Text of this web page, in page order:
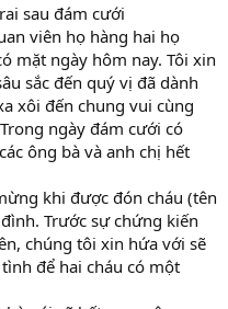
sau đám cưới
viên họ hàng hai họ
mặt ngày hôm nay. Tôi xin
sắc đến quý vị đã dành
xôi đến chung vui cùng
ngày đám cưới có
ông bà và anh chị hết
khi được đón cháu (tên
Trước sự chứng kiến
chúng tôi xin hứa với sẽ
để hai cháu có một